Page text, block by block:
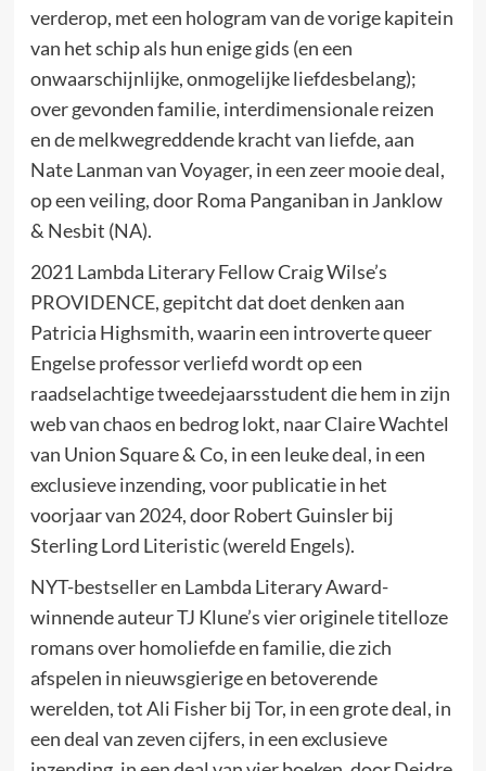
verderop, met een hologram van de vorige kapitein
van het schip als hun enige gids (en een
onwaarschijnlijke, onmogelijke liefdesbelang);
over gevonden familie, interdimensionale reizen
en de melkwegreddende kracht van liefde, aan
Nate Lanman van Voyager, in een zeer mooie deal,
op een veiling, door Roma Panganiban in Janklow
& Nesbit (NA).
2021 Lambda Literary Fellow Craig Wilse’s
PROVIDENCE, gepitcht dat doet denken aan
Patricia Highsmith, waarin een introverte queer
Engelse professor verliefd wordt op een
raadselachtige tweedejaarsstudent die hem in zijn
web van chaos en bedrog lokt, naar Claire Wachtel
van Union Square & Co, in een leuke deal, in een
exclusieve inzending, voor publicatie in het
voorjaar van 2024, door Robert Guinsler bij
Sterling Lord Literistic (wereld Engels).
NYT-bestseller en Lambda Literary Award-
winnende auteur TJ Klune’s vier originele titelloze
romans over homoliefde en familie, die zich
afspelen in nieuwsgierige en betoverende
werelden, tot Ali Fisher bij Tor, in een grote deal, in
een deal van zeven cijfers, in een exclusieve